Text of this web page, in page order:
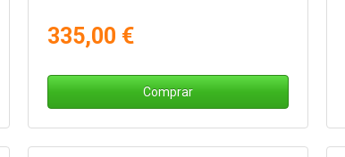
335,00 €
Comprar